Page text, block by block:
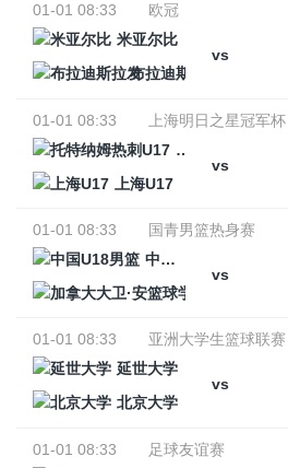
01-01 08:33
欧冠
米亚尔比
vs
布拉迪斯拉发
01-01 08:33
上海明日之星冠军杯
托特纳姆热刺U17
vs
上海U17
01-01 08:33
国青男篮热身赛
中国U18男篮
vs
01-01 08:33
亚洲大学生篮球联赛
延世大学
vs
北京大学
01-01 08:33
足球友谊赛